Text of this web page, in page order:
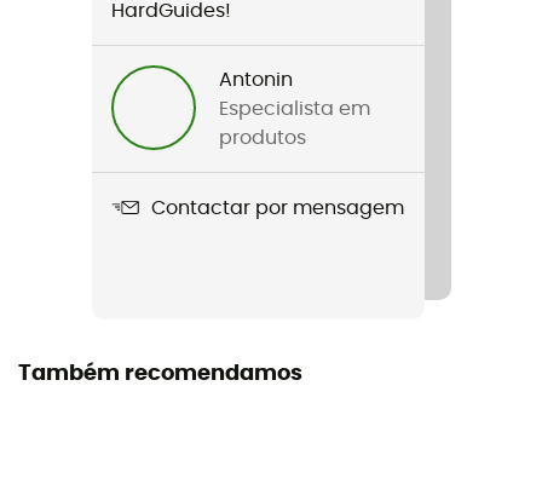
Garantia do fabricante
Resistência com dedo fechado
HardGuides!
Antonin
Especialista em
produtos
Contactar por mensagem
Também recomendamos